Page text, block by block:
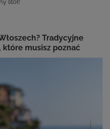
stół!
Tradycyjne
które musisz poznać